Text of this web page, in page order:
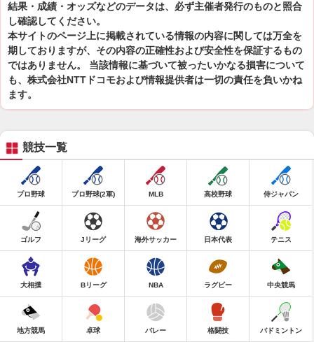
結果・成績・オッズなどのデータは、必ず主催者発行のものと照合
し確認してください。
本サイトのページ上に掲載されている情報の内容に関しては万全を
期しておりますが、その内容の正確性および安全性を保証するもの
ではありません。 当該情報に基づいて被ったいかなる損害について
も、株式会社NTTドコモおよび情報提供者は一切の責任を負いかね
ます。
競技一覧
プロ野球 プロ野球(2軍) MLB 高校野球 侍ジャパン
ゴルフ Jリーグ 海外サッカー 日本代表 テニス
大相撲 Bリーグ NBA ラグビー 中央競馬
地方競馬 卓球 バレー 格闘技 バドミントン